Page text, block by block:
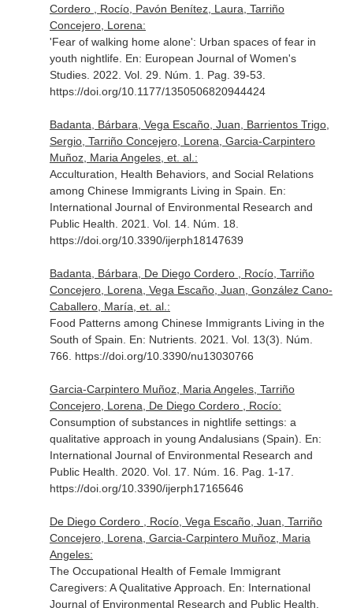
Cordero , Rocío, Pavón Benítez, Laura, Tarriño
Concejero, Lorena:
'Fear of walking home alone': Urban spaces of fear in
youth nightlife. En: European Journal of Women's
Studies. 2022. Vol. 29. Núm. 1. Pag. 39-53.
https://doi.org/10.1177/1350506820944424
Badanta, Bárbara, Vega Escaño, Juan, Barrientos Trigo,
Sergio, Tarriño Concejero, Lorena, Garcia-Carpintero
Muñoz, Maria Angeles, et. al.:
Acculturation, Health Behaviors, and Social Relations
among Chinese Immigrants Living in Spain. En:
International Journal of Environmental Research and
Public Health . 2021. Vol. 14. Núm. 18.
https://doi.org/10.3390/ijerph18147639
Badanta, Bárbara, De Diego Cordero , Rocío, Tarriño
Concejero, Lorena, Vega Escaño, Juan, González Cano-
Caballero, María, et. al.:
Food Patterns among Chinese Immigrants Living in the
South of Spain. En: Nutrients. 2021. Vol. 13(3). Núm.
766. https://doi.org/10.3390/nu13030766
Garcia-Carpintero Muñoz, Maria Angeles, Tarriño
Concejero, Lorena, De Diego Cordero , Rocío:
Consumption of substances in nightlife settings: a
qualitative approach in young Andalusians (Spain). En:
International Journal of Environmental Research and
Public Health . 2020. Vol. 17. Núm. 16. Pag. 1-17.
https://doi.org/10.3390/ijerph17165646
De Diego Cordero , Rocío, Vega Escaño, Juan, Tarriño
Concejero, Lorena, Garcia-Carpintero Muñoz, Maria
Angeles:
The Occupational Health of Female Immigrant
Caregivers: A Qualitative Approach. En: International
Journal of Environmental Research and Public Health